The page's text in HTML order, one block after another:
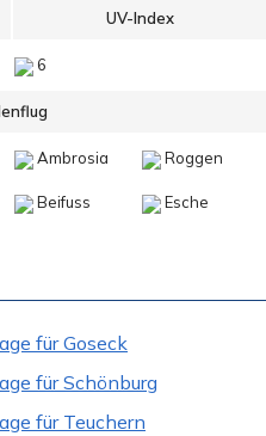
UV-Index
6
Ambrosia Roggen
Beifuss Esche
für Goseck
für Schönburg
für Teuchern